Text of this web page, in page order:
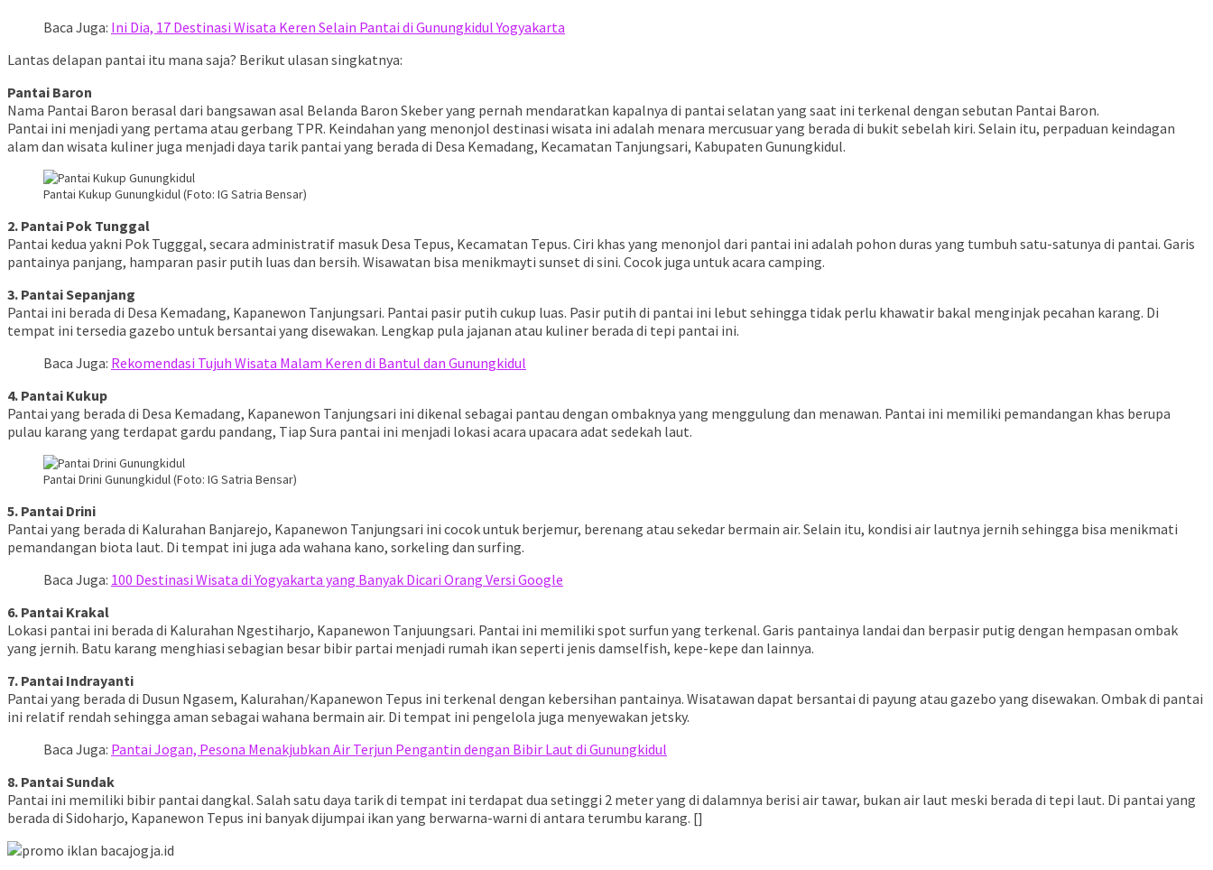
Baca Juga: Ini Dia, 17 Destinasi Wisata Keren Selain Pantai di Gunungkidul Yogyakarta
Lantas delapan pantai itu mana saja? Berikut ulasan singkatnya:
Pantai Baron
Nama Pantai Baron berasal dari bangsawan asal Belanda Baron Skeber yang pernah mendaratkan kapalnya di pantai selatan yang saat ini terkenal dengan sebutan Pantai Baron.
Pantai ini menjadi yang pertama atau gerbang TPR. Keindahan yang menonjol destinasi wisata ini adalah menara mercusuar yang berada di bukit sebelah kiri. Selain itu, perpaduan keindagan
alam dan wisata kuliner juga menjadi daya tarik pantai yang berada di Desa Kemadang, Kecamatan Tanjungsari, Kabupaten Gunungkidul.
Pantai Kukup Gunungkidul (Foto: IG Satria Bensar)
2. Pantai Pok Tunggal
Pantai kedua yakni Pok Tugggal, secara administratif masuk Desa Tepus, Kecamatan Tepus. Ciri khas yang menonjol dari pantai ini adalah pohon duras yang tumbuh satu-satunya di pantai. Garis
pantainya panjang, hamparan pasir putih luas dan bersih. Wisawatan bisa menikmayti sunset di sini. Cocok juga untuk acara camping.
3. Pantai Sepanjang
Pantai ini berada di Desa Kemadang, Kapanewon Tanjungsari. Pantai pasir putih cukup luas. Pasir putih di pantai ini lebut sehingga tidak perlu khawatir bakal menginjak pecahan karang. Di
tempat ini tersedia gazebo untuk bersantai yang disewakan. Lengkap pula jajanan atau kuliner berada di tepi pantai ini.
Baca Juga: Rekomendasi Tujuh Wisata Malam Keren di Bantul dan Gunungkidul
4. Pantai Kukup
Pantai yang berada di Desa Kemadang, Kapanewon Tanjungsari ini dikenal sebagai pantau dengan ombaknya yang menggulung dan menawan. Pantai ini memiliki pemandangan khas berupa
pulau karang yang terdapat gardu pandang, Tiap Sura pantai ini menjadi lokasi acara upacara adat sedekah laut.
Pantai Drini Gunungkidul (Foto: IG Satria Bensar)
5. Pantai Drini
Pantai yang berada di Kalurahan Banjarejo, Kapanewon Tanjungsari ini cocok untuk berjemur, berenang atau sekedar bermain air. Selain itu, kondisi air lautnya jernih sehingga bisa menikmati
pemandangan biota laut. Di tempat ini juga ada wahana kano, sorkeling dan surfing.
Baca Juga: 100 Destinasi Wisata di Yogyakarta yang Banyak Dicari Orang Versi Google
6. Pantai Krakal
Lokasi pantai ini berada di Kalurahan Ngestiharjo, Kapanewon Tanjuungsari. Pantai ini memiliki spot surfun yang terkenal. Garis pantainya landai dan berpasir putig dengan hempasan ombak
yang jernih. Batu karang menghiasi sebagian besar bibir partai menjadi rumah ikan seperti jenis damselfish, kepe-kepe dan lainnya.
7. Pantai Indrayanti
Pantai yang berada di Dusun Ngasem, Kalurahan/Kapanewon Tepus ini terkenal dengan kebersihan pantainya. Wisatawan dapat bersantai di payung atau gazebo yang disewakan. Ombak di pantai
ini relatif rendah sehingga aman sebagai wahana bermain air. Di tempat ini pengelola juga menyewakan jetsky.
Baca Juga: Pantai Jogan, Pesona Menakjubkan Air Terjun Pengantin dengan Bibir Laut di Gunungkidul
8. Pantai Sundak
Pantai ini memiliki bibir pantai dangkal. Salah satu daya tarik di tempat ini terdapat dua setinggi 2 meter yang di dalamnya berisi air tawar, bukan air laut meski berada di tepi laut. Di pantai yang
berada di Sidoharjo, Kapanewon Tepus ini banyak dijumpai ikan yang berwarna-warni di antara terumbu karang. []